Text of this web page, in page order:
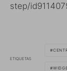
step/
ETIQUETAS